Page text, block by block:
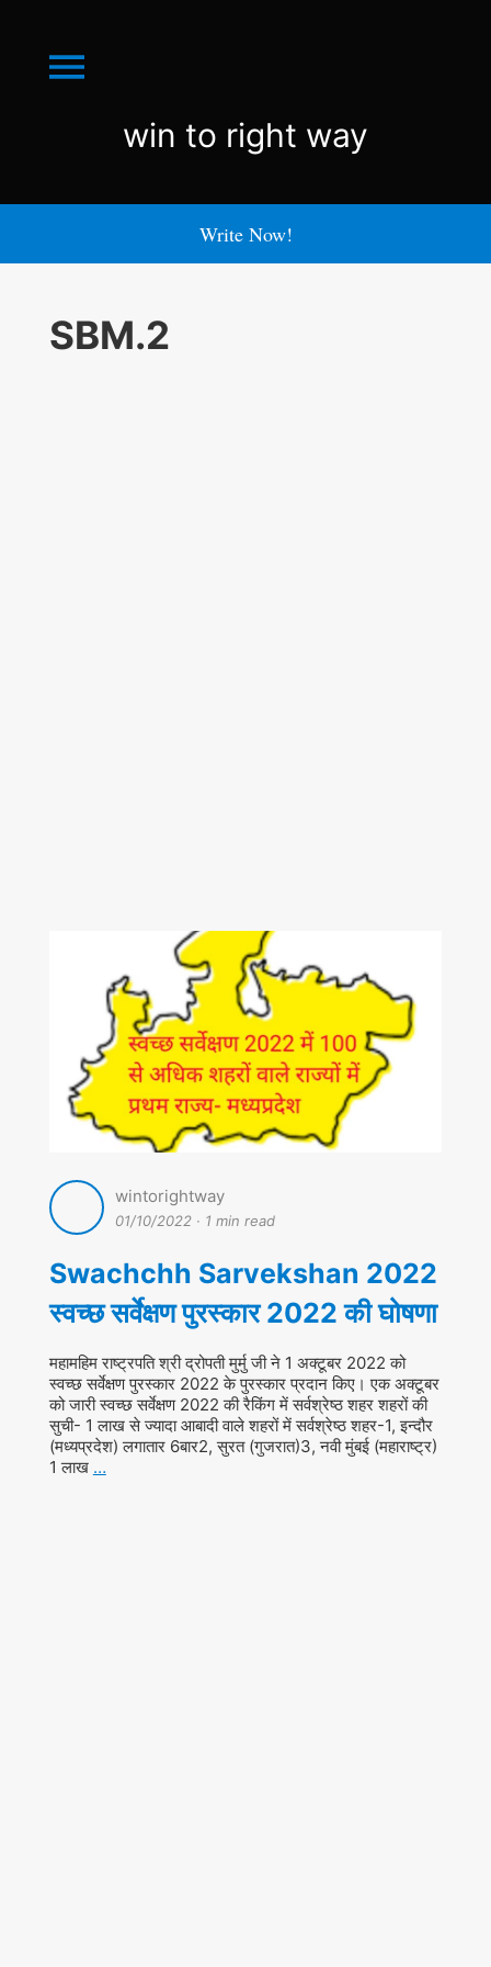
Menu
win
right
win to right way
Write Now!
SBM.2
wintorightway
01/10/2022· 1 min read
Swachchh Sarvekshan 2022
स्वच्छ सर्वेक्षण पुरस्कार 2022 की घोषणा
महामहिम राष्ट्रपति श्री द्रोपती मुर्मु जी ने 1 अक्टूबर 2022 को
स्वच्छ सर्वेक्षण पुरस्कार 2022 के पुरस्कार प्रदान किए। एक अक्टूबर
को जारी स्वच्छ सर्वेक्षण 2022 की रैकिंग में सर्वश्रेष्ठ शहर शहरों की
सुची- 1 लाख से ज्यादा आबादी वाले शहरों में सर्वश्रेष्ठ शहर-1, इन्दौर
(मध्यप्रदेश) लगातार 6बार2, सुरत (गुजरात)3, नवी मुंबई (महाराष्ट्र)
1 लाख …